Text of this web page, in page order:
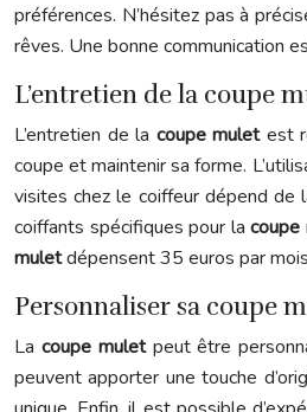
préférences. N’hésitez pas à
rêves. Une bonne communication
L’entretien de la coupe
L’entretien de la coupe mulet est
coupe et maintenir sa forme.
visites chez le coiffeur dépend de
coiffants spécifiques pour la
muletdépensent 35 euros par
Personnaliser sa coupe
La coupe mulet peut être
peuvent apporter une touche